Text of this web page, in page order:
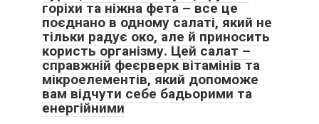
горіхи та ніжна фета – все це
поєднано в одному салаті, який не
тільки радує око, але й приносить
користь організму. Цей салат –
справжній феєрверк вітамінів та
мікроелементів, який допоможе
вам відчути себе бадьорими та
енергійними